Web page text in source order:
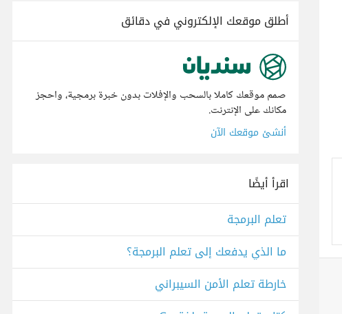
أطلق موقعك الإلكتروني في دقائق
صمم موقعك كاملا بالسحب والإفلات بدون خبرة برمجية، واحجز
مكانك على الإنترنت.
أنشئ موقعك الآن
اقرأ أيضًا
تعلم البرمجة
ما الذي يدفعك إلى تعلم البرمجة؟
خارطة تعلم الأمن السيبراني